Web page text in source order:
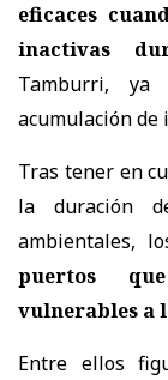
eficaces
inactivas
Tamburri,
acumulación de
Tras tener en
la duración
ambientales,
puertos
vulnerables a
Entre ellos